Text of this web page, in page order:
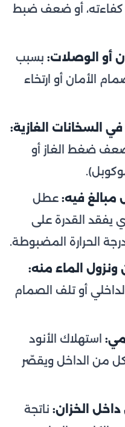
كفاءته، أو ضعف ضبط
أو الوصلات: بسبب
الأمان أو ارتخاء
السخانات الغازية:
ضغط الغاز أو
مبالغ فيه: عطل
يفقد القدرة على
الحرارة المضبوطة.
ونزول الماء منه:
أو تلف الصمام
استهلاك الأنود
من الداخل ويقصّر
الخزان: ناتجة